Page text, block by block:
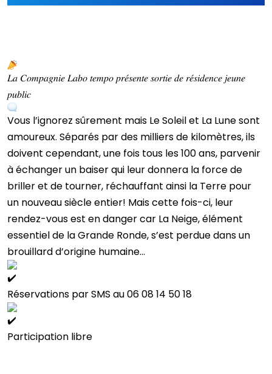
𝐿𝑎 𝐶𝑜𝑚𝑝𝑎𝑔𝑛𝑖𝑒 𝐿𝑎𝑏𝑜 𝑡𝑒𝑚𝑝𝑜 𝑝𝑟𝑒́𝑠𝑒𝑛𝑡𝑒 𝑠𝑜𝑟𝑡𝑖𝑒 𝑑𝑒 𝑟𝑒́𝑠𝑖𝑑𝑒𝑛𝑐𝑒 𝑗𝑒𝑢𝑛𝑒
𝑝𝑢𝑏𝑙𝑖𝑐
Vous l’ignorez sûrement mais Le Soleil et La Lune sont
amoureux. Séparés par des milliers de kilomètres, ils
doivent cependant, une fois tous les 100 ans, parvenir
à échanger un baiser qui leur donnera la force de
briller et de tourner, réchauffant ainsi la Terre pour
un nouveau siècle entier! Mais cette fois-ci, leur
rendez-vous est en danger car La Neige, élément
essentiel de la Grande Ronde, s’est perdue dans un
brouillard d’origine humaine…
Réservations par SMS au 06 08 14 50 18
Participation libre